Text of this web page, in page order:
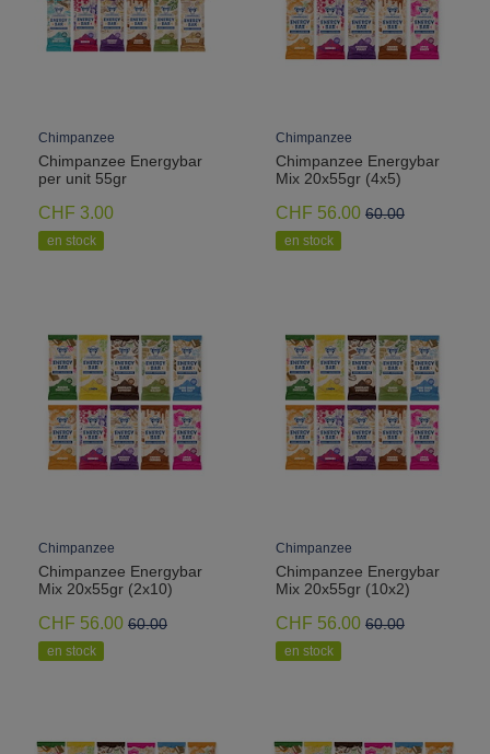
Chimpanzee
Chimpanzee Energybar
per unit 55gr
CHF 3.00
en stock
Chimpanzee
Chimpanzee Energybar
Mix 20x55gr (4x5)
CHF 56.00 60.00
en stock
Chimpanzee
Chimpanzee Energybar
Mix 20x55gr (2x10)
CHF 56.00 60.00
en stock
Chimpanzee
Chimpanzee Energybar
Mix 20x55gr (10x2)
CHF 56.00 60.00
en stock